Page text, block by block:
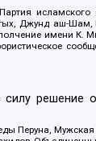
исламского
Джунд аш-
имени К.
решение
Перуна,